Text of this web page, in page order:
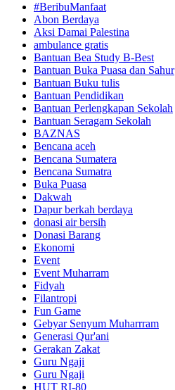
#BeribuManfaat
Abon Berdaya
Aksi Damai Palestina
ambulance gratis
Bantuan Bea Study B-Best
Bantuan Buka Puasa dan Sahur
Bantuan Buku tulis
Bantuan Pendidikan
Bantuan Perlengkapan Sekolah
Bantuan Seragam Sekolah
BAZNAS
Bencana aceh
Bencana Sumatera
Bencana Sumatra
Buka Puasa
Dakwah
Dapur berkah berdaya
donasi air bersih
Donasi Barang
Ekonomi
Event
Event Muharram
Fidyah
Filantropi
Fun Game
Gebyar Senyum Muharrram
Generasi Qur'ani
Gerakan Zakat
Guru Ngaji
Guru Ngaji
HUT RI-80